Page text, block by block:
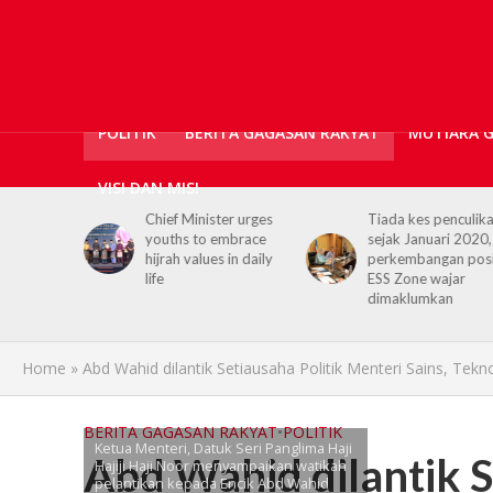
POLITIK BERITA GAGASAN RAKYAT MUTIARA
VISI DAN MISI
Chief Minister urges
youths to embrace
hijrah values in daily
life
Tiada kes
sejak Januari 2020,
perkembangan
ESS Zone wajar
dimaklumkan
Home » Abd Wahid dilantik Setiausaha Politik Menteri Sains,
BERITA GAGASAN RAKYAT•POLITIK
Abd Wahid dilantik
Ketua Menteri, Datuk Seri Panglima Haji
Hajiji Haji Noor menyampaikan watikah
pelantikan kepada Encik Abd Wahid